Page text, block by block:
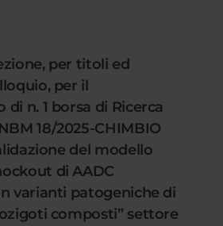
per titoli ed
per il
n. 1 borsa di Ricerca
18/2025-CHIMBIO
del modello
di AADC
varianti patogeniche di
composti” settore